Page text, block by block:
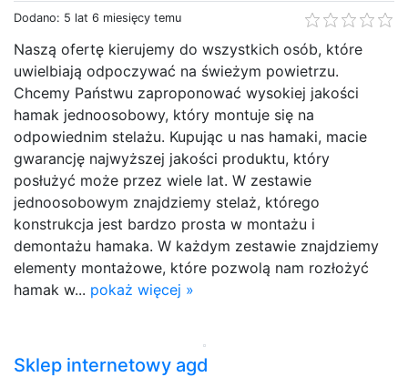
Dodano: 5 lat 6 miesięcy temu
Naszą ofertę kierujemy do wszystkich osób, które
uwielbiają odpoczywać na świeżym powietrzu.
Chcemy Państwu zaproponować wysokiej jakości
hamak jednoosobowy, który montuje się na
odpowiednim stelażu. Kupując u nas hamaki, macie
gwarancję najwyższej jakości produktu, który
posłużyć może przez wiele lat. W zestawie
jednoosobowym znajdziemy stelaż, którego
konstrukcja jest bardzo prosta w montażu i
demontażu hamaka. W każdym zestawie znajdziemy
elementy montażowe, które pozwolą nam rozłożyć
hamak w... pokaż więcej »
Sklep internetowy agd